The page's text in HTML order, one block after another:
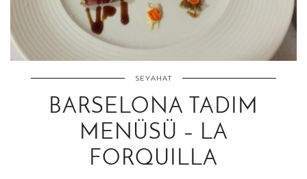
SEYAHAT
BARSELONA TADIM
MENÜSÜ – LA
FORQUILLA